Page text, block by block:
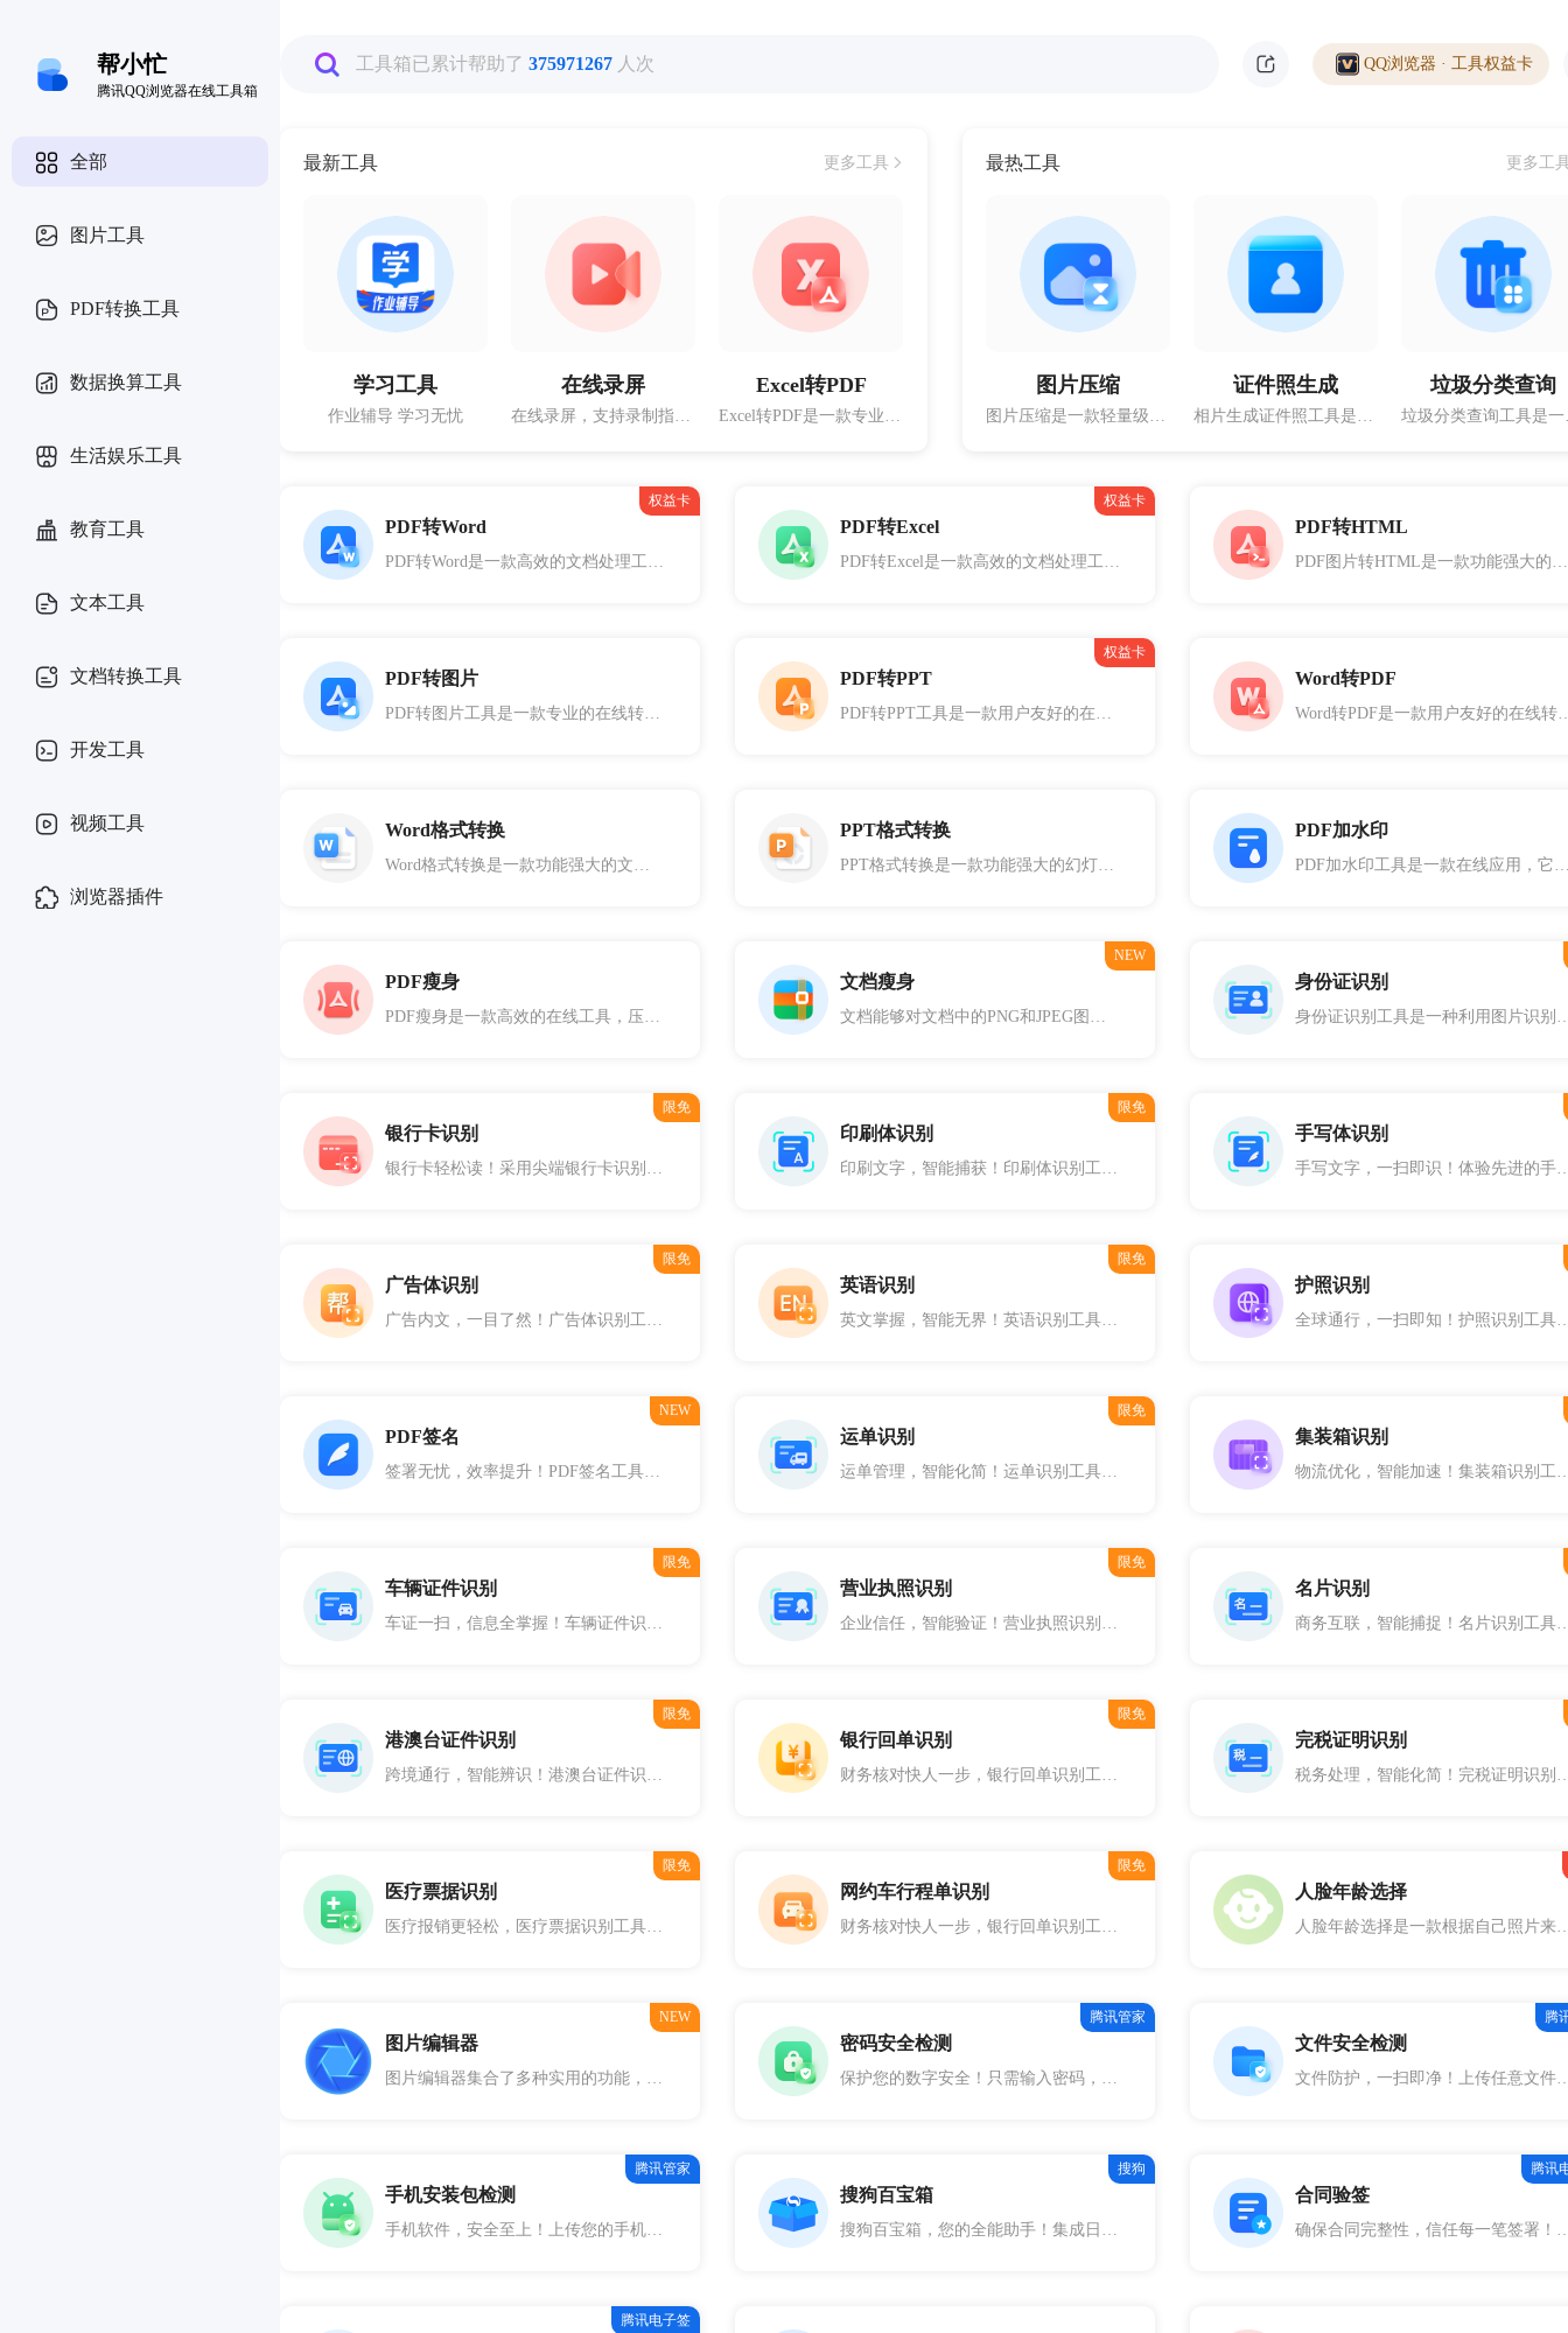
帮小忙
腾讯QQ浏览器在线工具箱
全部
图片工具
PDF转换工具
数据换算工具
生活娱乐工具
教育工具
文本工具
文档转换工具
开发工具
视频工具
浏览器插件
工具箱已累计帮助了 375971267 人次 QQ浏览器 · 工具权益卡
最新工具 更多工具
学习工具
作业辅导 学习无忧
在线录屏
在线录屏，支持录制指定浏览器标签页、指定窗口以及整个屏幕
Excel转PDF
Excel转PDF是一款专业的电子表格处理工具，能够轻松地将Excel文件转为PDF文件
最热工具 更多工
图片压缩
图片压缩是一款轻量级的图像压缩工具，图片压缩能够智能识别图像中的每一个元素，并对它们进行高效的压缩和优化。图片压缩还具有简单易用的界面，让你轻松地将大幅图像转换为小巧玲珑的图片。
证件照生成
相片生成证件照工具是一款帮助用户快速生成高质量证件照的工具。证件照生成证件照工具拥有一个简单易用的界面，用户不需要具备专业的计算机技能就可以轻松上手。证件照生成证件照工具适用于各种场景和需求，例如结婚登记、签证办理、学校报名等。
垃圾分类查询
垃圾分类查询工具是一
PDF转Word
PDF转Word是一款高效的文档处理工具，旨在帮助用户轻松将PDF文件转换为可编辑的Word文档。
权益卡
PDF转Excel
PDF转Excel是一款高效的文档处理工具，旨在帮助用户轻松将PDF文件转换为可编辑的Excel文档。
权益卡
PDF转HTML
PDF图片转HTML是一款功能强大的在线转换工具，这款工具不仅能够处理文本和向量图形，还能够将PDF中的图片准确地转换成网页元素。转换后的HTML网页保持了PDF原始页面的布局和格式，确保了在不同的浏览器和设备上都能够以原样呈现，从而提供了更广泛的内容访问和分享可能性。
PDF转图片
PDF转图片工具是一款专业的在线转换器，它能够将PDF文档逐页转换为独立的图片文件，或者将整个PDF文档转换为一张连续的长图。
PDF转PPT
PDF转PPT工具是一款用户友好的在线转换服务，专门设计用于将PDF文件转换成PowerPoint演示文稿，让您可以在互联网上轻松传播您的成果。
权益卡
Word转PDF
Word转PDF是一款用户友好的在线转换服务，用于将
Word格式转换
Word格式转换是一款功能强大的文档格式转换工具，支持将Word文档转换为图片、HTML及PDF等格式。 1、选择您希望转换到的目标格式：PNG、HTML或PDF。 2、点击“上传”按钮，上传需要转换的Word文档。 3、点击“转换”按钮，开始将Word文档转换为选定的格式。 4、转换完成后，你可将转换后的文件保存到您的设备。
PPT格式转换
PPT格式转换是一款功能强大的幻灯片格式转换工具，支持将PPT文件转换为图片、HTML及PDF等格式。 1、选择您希望转换到的目标格式：图片、HTML或PDF。 2、点击“上传”按钮，上传需要转换的PPT文档。 3、点击“转换”按钮，开始将PPT文档转换为选定的格式。 4、转换完成后，你可将转换后的文件保存到您的设备。
PDF加水印
PDF加水印工具是一款在线应用，它允许用户在PDF文件上添加自定义的水印信息。这项功能对于保护版权、标记文件状态或个性化文档非常有用，并能够自
PDF瘦身
PDF瘦身是一款高效的在线工具，压缩PDF大小，减小传输和存储成本，适用于有较多图片的PDF文件。
文档瘦身
文档能够对文档中的PNG和JPEG图像进行高效压缩，从而显著减小文档的整体大小。这款工具特别适合包含大量图片的文档，如报告、演示文稿和电子书，帮助用户节省存储空间并提高传输效率，同时尽量保持图片的质量。
NEW
身份证识别
身份证识别工具是一种利用图片识别证件照并给出身份证相关内容的工具，身份证识别工具通
银行卡识别
银行卡轻松读！采用尖端银行卡识别技术，快速准确提取中国大陆主流银行卡的关键信息，包括卡号、银行名称及有效期等。安全可靠，提升金融操作的便捷性和效率。您的理财好帮手，信赖之选。
限免
印刷体识别
印刷文字，智能捕获！印刷体识别工具，让图片中的文字转化为可编辑格式变得轻而易举。精确识别，无论字体大小或风格，确保信息无缝转录。快速、高效，为您节省宝贵时间。
限免
手写体识别
手写文字，一扫即识！体验先进的手写体识别工具，轻松转换图片中的手写笔迹为可编辑文本。无论笔画
广告体识别
广告内文，一目了然！广告体识别工具，擅长捕捉商品图片中的文字信息，无论中英文、横排竖排，甚至是旋转倾斜的场景，都能精确返回文本位置和内容。提升广告分析效率，助力营销策略精准定位。广告智能化，触手可及。
限免
英语识别
英文掌握，智能无界！英语识别工具，精通图像中英文文字的智能检测与识别。无论是印刷体还是手写体，从简单数字到复杂字符，我们都能准确捕捉并返回文字位置和内容。多场景适应，让英文信息提取变得轻松自如。
限免
护照识别
全球通行，一扫即知！护照识别工具，专业支持中国大陆及港澳台地区，乃至全球各国护照个人资料页的精准识
PDF签名
签署无忧，效率提升！PDF签名工具，为您提供快速、安全的电子签名解决方案。无需打印，直接在PDF文档上添加个人或公司签名。保障文档完整性，支持法律效力，助力商务高效运转。
NEW
运单识别
运单管理，智能化简！运单识别工具，轻松读取主流电子运单格式，精确提取收寄件人信息、联系电话、地址及运单号等关键数据。无论是快递物流还是仓储管理，我们都能提高您的工作效率，简化流程。
限免
集装箱识别
物流优化，智能加速！集装箱识别工具，专业解读箱门信息，全面识别箱号、类型、重量数据等关键字段。即使在信
车辆证件识别
车证一扫，信息全掌握！车辆证件识别工具，精准定位并识别驾驶证、行驶证及机动车登记证书的所有关键字段。从证号到发证单位，从号牌号码到发证日期，每一项数据都不放过。简化车辆管理流程，提升行政效率，确保交通安全。
限免
营业执照识别
企业信任，智能验证！营业执照识别工具，迅速准确捕获执照上的关键信息，如注册号、公司名、地址、法人、注册资本、成立日期及经营范围等。简化企业核查流程，确保合规性，是您商务审查的可靠伙伴。
限免
名片识别
商务互联，智能捕捉！名片识别工具，自动定位并精确识别名片上的各项信息，包括姓名、联系电话、邮箱、公司名
港澳台证件识别
跨境通行，智能辨识！港澳台证件识别工具，专业支持卡式通行证的全面识别，涵盖签发地、机关、有效期、性别、生日、英文名、姓名、证号等字段。无论是港澳来往内地通行证、台湾居民通行证，还是港澳台居住证，我们都能提供精确的信息读取，简化您的行政管理和服务流程。
限免
银行回单识别
财务核对快人一步，银行回单识别工具，精确捕获回单上的交易详情，包括账号、金额、时间等关键信息。自动化处理，提升财务效率，确保账务准确无误，是企业财务管理的强大助手。
限免
完税证明识别
税务处理，智能化简！完税证明识别工具，迅速读取并核实证明文件上的关键税务信息，如税种、金额
医疗票据识别
医疗报销更轻松，医疗票据识别工具，专业解析各类医疗票据，自动提取费用、项目、日期等信息。一键上传，即刻识别，简化报销流程，是个人和企业医疗费用管理的高效助手。
限免
网约车行程单识别
财务核对快人一步，银行回单识别工具，精确捕获回单上的交易详情，包括账号、金额、时间等关键信息。自动化处理，提升财务效率，确保账务准确无误，是企业财务管理的强大助手。
限免
人脸年龄选择
人脸年龄选择是一款根据自己照片来改变年龄的在线工具，是一种基于人脸图像的年龄的计算方法。
图片编辑器
图片编辑器集合了多种实用的功能，包括图片裁剪、图片滤镜、图片旋转、图片翻转、图片画图、图片添加文字等。
NEW
密码安全检测
保护您的数字安全！只需输入密码，我们的密码安全检测工具即刻为您进行全面检测。快速评估密码强度，提供改进建议，确保您的账户防护坚不可摧。安全隐私，从强密码开始。
腾讯管家
文件安全检测
文件防护，一扫即净！上传任意文件，我们的文件安全检测工具立即展开深度检测。快速识别潜在威胁
腾
手机安装包检测
手机软件，安全至上！上传您的手机安装包，让我们的检测工具为您提供全面的软件风险查询。从权限审查到行为分析，确保每个应用安全可靠，无隐患。安心安装，放心使用，我们守护您的数字生活。
腾讯管家
搜狗百宝箱
搜狗百宝箱，您的全能助手！集成日常工具、投资理财、个人信息管理、语言翻译、编码字符等功能，满足您生活和工作的多样需求。一站式解决方案，让复杂生活变得简单高效。搜狗百宝箱，智能生活，触手可及。
搜狗
合同验签
确保合同完整性，信任每一笔签署！上传经腾讯电子签完成签署的文件，使用我们的合同验签工具进行严格检
腾讯
腾讯电子签